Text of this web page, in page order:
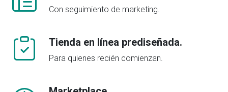
Con seguimiento de marketing.
Tienda en línea prediseñada.
Para quienes recién comienzan.